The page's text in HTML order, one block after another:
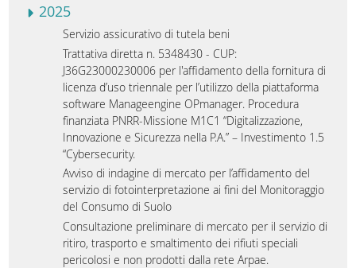
2025
Servizio assicurativo di tutela beni
Trattativa diretta n. 5348430 - CUP:
J36G23000230006 per l'affidamento della fornitura di
licenza d’uso triennale per l’utilizzo della piattaforma
software Manageengine OPmanager. Procedura
finanziata PNRR-Missione M1C1 “Digitalizzazione,
Innovazione e Sicurezza nella P.A.” – Investimento 1.5
“Cybersecurity.
Avviso di indagine di mercato per l’affidamento del
servizio di fotointerpretazione ai fini del Monitoraggio
del Consumo di Suolo
Consultazione preliminare di mercato per il servizio di
ritiro, trasporto e smaltimento dei rifiuti speciali
pericolosi e non prodotti dalla rete Arpae.